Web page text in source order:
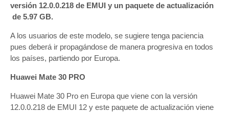
versión 12.0.0.218 de EMUI y un paquete de actualización
de 5.97 GB.
A los usuarios de este modelo, se sugiere tenga paciencia
pues deberá ir propagándose de manera progresiva en todos
los países, partiendo por Europa.
Huawei Mate 30 PRO
Huawei Mate 30 Pro en Europa que viene con la versión
12.0.0.218 de EMUI 12 y este paquete de actualización viene